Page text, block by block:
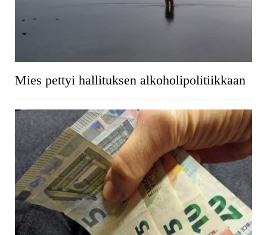
Mies pettyi hallituksen alkoholipolitiikkaan